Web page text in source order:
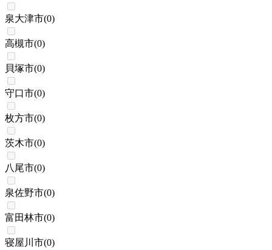
泉大津市(0)
高槻市(0)
貝塚市(0)
守口市(0)
枚方市(0)
茨木市(0)
八尾市(0)
泉佐野市(0)
富田林市(0)
寝屋川市(0)